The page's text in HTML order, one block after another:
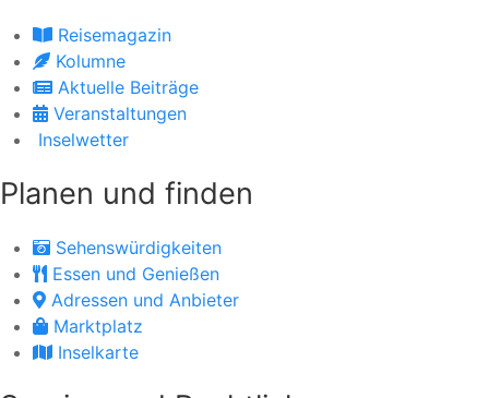
Reisemagazin
Kolumne
Aktuelle Beiträge
Veranstaltungen
Inselwetter
Planen und finden
Sehenswürdigkeiten
Essen und Genießen
Adressen und Anbieter
Marktplatz
Inselkarte